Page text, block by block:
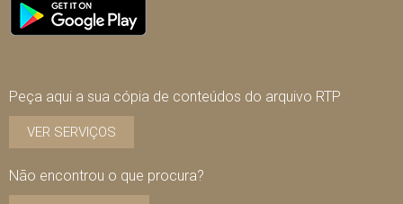
Peça aqui a sua cópia de conteúdos do arquivo RTP
VER SERVIÇOS
Não encontrou o que procura?